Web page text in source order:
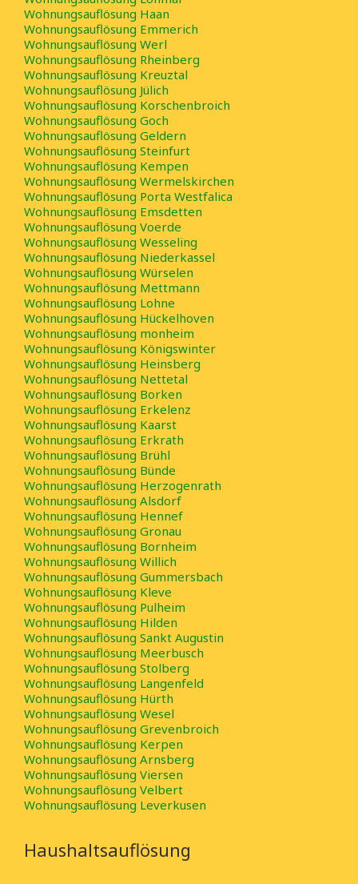
Wohnungsauflösung Haan
Wohnungsauflösung Emmerich
Wohnungsauflösung Werl
Wohnungsauflösung Rheinberg
Wohnungsauflösung Kreuztal
Wohnungsauflösung Jülich
Wohnungsauflösung Korschenbroich
Wohnungsauflösung Goch
Wohnungsauflösung Geldern
Wohnungsauflösung Steinfurt
Wohnungsauflösung Kempen
Wohnungsauflösung Wermelskirchen
Wohnungsauflösung Porta Westfalica
Wohnungsauflösung Emsdetten
Wohnungsauflösung Voerde
Wohnungsauflösung Wesseling
Wohnungsauflösung Niederkassel
Wohnungsauflösung Würselen
Wohnungsauflösung Mettmann
Wohnungsauflösung Lohne
Wohnungsauflösung Hückelhoven
Wohnungsauflösung monheim
Wohnungsauflösung Königswinter
Wohnungsauflösung Heinsberg
Wohnungsauflösung Nettetal
Wohnungsauflösung Borken
Wohnungsauflösung Erkelenz
Wohnungsauflösung Kaarst
Wohnungsauflösung Erkrath
Wohnungsauflösung Brühl
Wohnungsauflösung Bünde
Wohnungsauflösung Herzogenrath
Wohnungsauflösung Alsdorf
Wohnungsauflösung Hennef
Wohnungsauflösung Gronau
Wohnungsauflösung Bornheim
Wohnungsauflösung Willich
Wohnungsauflösung Gummersbach
Wohnungsauflösung Kleve
Wohnungsauflösung Pulheim
Wohnungsauflösung Hilden
Wohnungsauflösung Sankt Augustin
Wohnungsauflösung Meerbusch
Wohnungsauflösung Stolberg
Wohnungsauflösung Langenfeld
Wohnungsauflösung Hürth
Wohnungsauflösung Wesel
Wohnungsauflösung Grevenbroich
Wohnungsauflösung Kerpen
Wohnungsauflösung Arnsberg
Wohnungsauflösung Viersen
Wohnungsauflösung Velbert
Wohnungsauflösung Leverkusen
Haushaltsauflösung